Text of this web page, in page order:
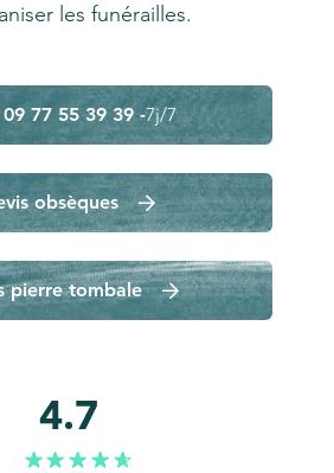
les funérailles.
09 77 55 39 39 -7j/7
obsèques
pierre tombale
4.7